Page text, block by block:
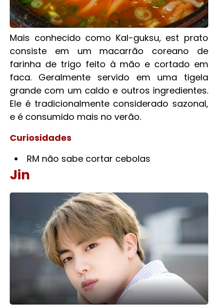
Mais conhecido como Kal-guksu, est prato
consiste em um macarrão coreano de
farinha de trigo feito à mão e cortado em
faca. Geralmente servido em uma tigela
grande com um caldo e outros ingredientes.
Ele é tradicionalmente considerado sazonal,
e é consumido mais no verão.
Curiosidades
RM não sabe cortar cebolas
Jin